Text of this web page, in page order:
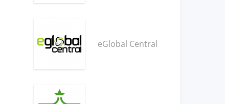
eGlobal Central